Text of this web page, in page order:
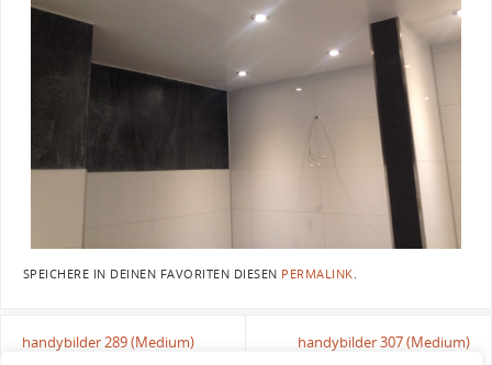
SPEICHERE IN DEINEN FAVORITEN DIESEN PERMALINK.
handybilder 289 (Medium) handybilder 307 (Medium)